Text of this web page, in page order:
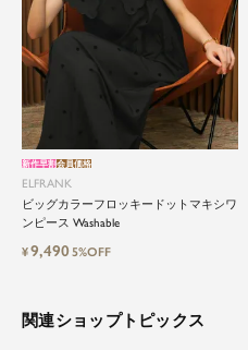
ELFRANK
ビッグカラーフロッキードットマキシワ
ンピース Washable
新作早割会員価格
¥9,4905%OFF
関連ショップトピックス